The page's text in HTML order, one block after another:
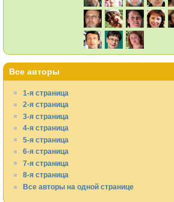
Все авторы
1-я страница
2-я страница
3-я страница
4-я страница
5-я страница
6-я страница
7-я страница
8-я страница
Все авторы на одной странице